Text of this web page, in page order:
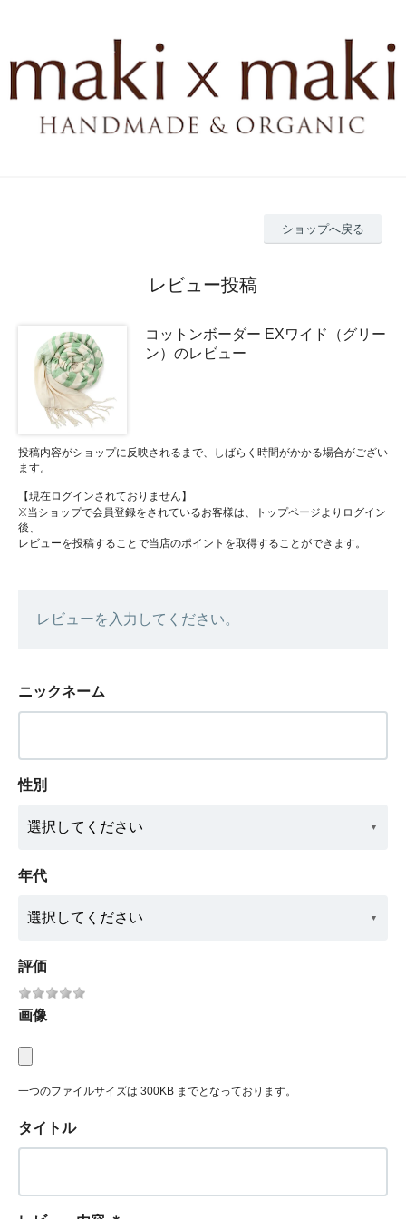
ショップへ戻る
レビュー投稿
コットンボーダー EXワイド（グリー
ン）のレビュー
投稿内容がショップに反映されるまで、しばらく時間がかかる場合がござい
ます。
【現在ログインされておりません】
※当ショップで会員登録をされているお客様は、トップページよりログイン
後、
レビューを投稿することで当店のポイントを取得することができます。
レビューを入力してください。
ニックネーム
性別
年代
評価
画像
一つのファイルサイズは 300KB までとなっております。
タイトル